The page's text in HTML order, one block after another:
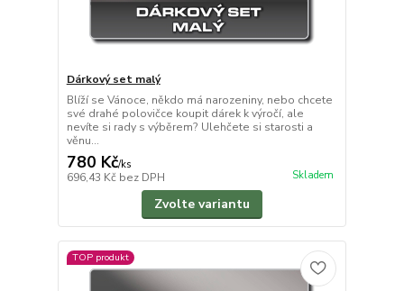
Dárkový set malý
Blíží se Vánoce, někdo má narozeniny, nebo chcete
své drahé polovičce koupit dárek k výročí, ale
nevíte si rady s výběrem? Ulehčete si starosti a
věnu...
780 Kč/ks
696,43 Kč bez DPH Skladem
Zvolte variantu
TOP produkt